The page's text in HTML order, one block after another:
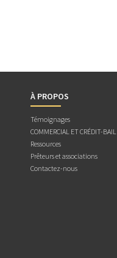
À PROPOS
Témoignages
COMMERCIAL ET CRÉDIT-BAIL
Ressources
Prêteurs et associations
Contactez-nous